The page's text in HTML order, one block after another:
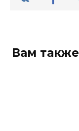
Вам